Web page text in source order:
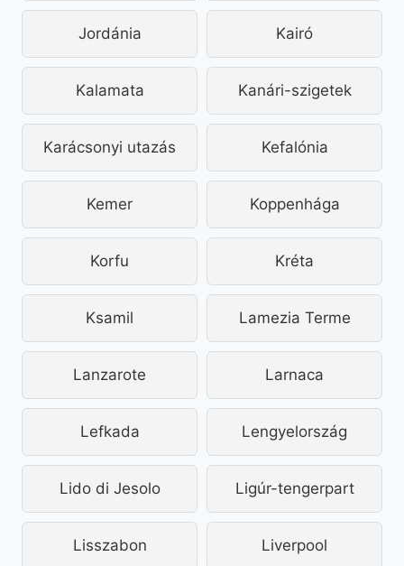
Jordánia Kairó
Kalamata Kanári-szigetek
Karácsonyi utazás Kefalónia
Kemer Koppenhága
Korfu Kréta
Ksamil Lamezia Terme
Lanzarote Larnaca
Lefkada Lengyelország
Lido di Jesolo Ligúr-tengerpart
Lisszabon Liverpool